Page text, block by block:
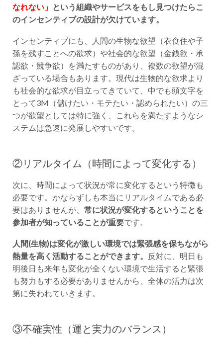
なれない」
という組織やサービスをもし見つけたらこ
のインセンティブの設計が欠けています。
インセンティブにも、人間の生物な欲望（衣食住や子
孫を残すことへの欲求）や社会的な欲望（金銭欲・承
認欲・競争欲）を満たすものがあり、複数の欲望が混
ざっている場合もあります。現代は生物的な欲求より
も社会的な欲求が目立ってきていて、中でも頭文字を
とって3M（儲けたい・モテたい・認められたい）の三
つが欲望としては特に強く、これらを満たすようなシ
ステムは急速に発展しやすいです。
②リアルタイム（時間によって変化する）
次に、時間によって状況が常に変化するという特徴も
必要です。かならずしも本当にリアルタイムである必
要はありませんが、 常に状況が変化するということを
参加者が知っていることが重要です。
人間(生物)は変化が激しい環境では緊張感を保ちながら
熱量を高く活動することができます。
反対に、明日も
明後日も来年も変化が全くない環境で生活すると緊張
も努力もする必要がありませんから、全体の活力は次
第に失われていきます。
③不確実性（運と実力のバランス）